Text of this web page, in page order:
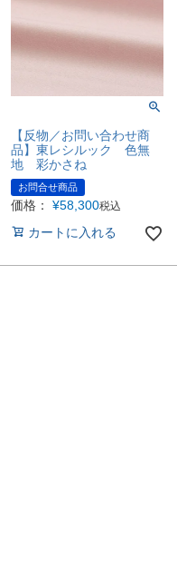
【反物／お問い合わせ商
品】東レシルック 色無
地 彩かさね
お問合せ商品
価格： ¥58,300税込
カートに入れる